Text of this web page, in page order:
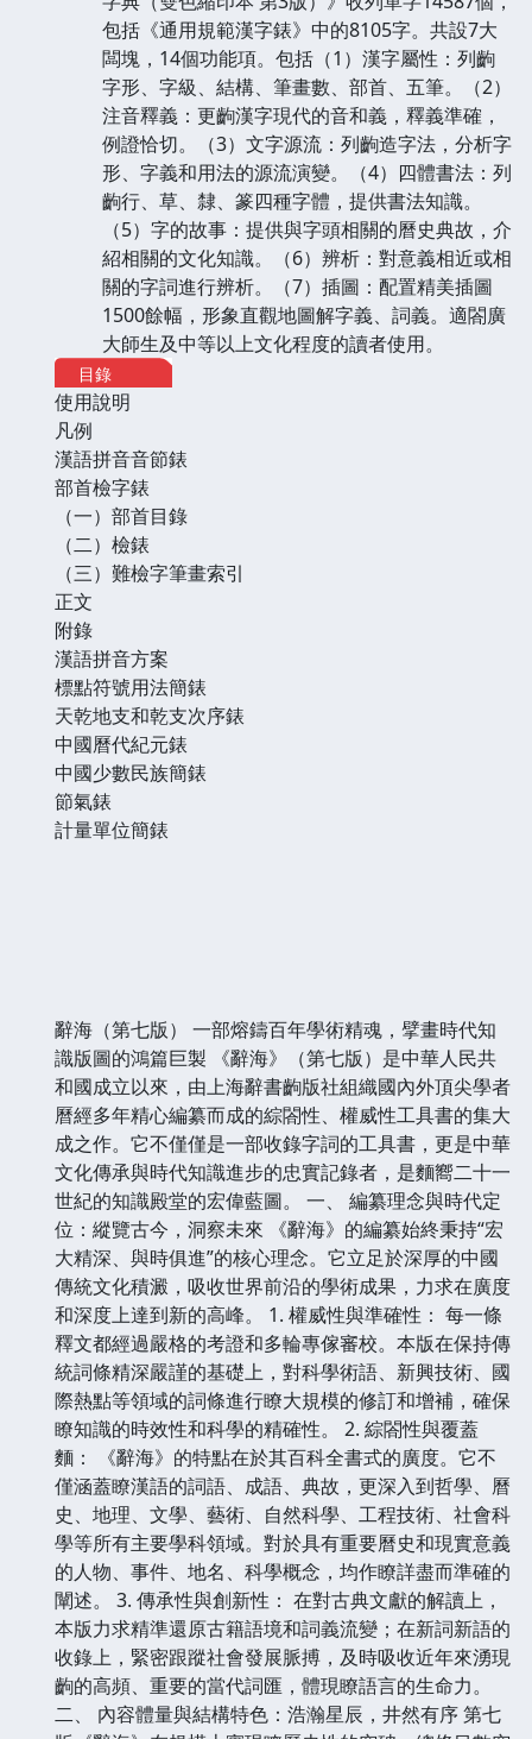
包括《通用規範漢字錶》中的8105字。共設7大
闆塊，14個功能項。包括（1）漢字屬性：列齣
字形、字級、結構、筆畫數、部首、五筆。（2）
注音釋義：更齣漢字現代的音和義，釋義準確，
例證恰切。（3）文字源流：列齣造字法，分析字
形、字義和用法的源流演變。（4）四體書法：列
齣行、草、隸、篆四種字體，提供書法知識。
（5）字的故事：提供與字頭相關的曆史典故，介
紹相關的文化知識。（6）辨析：對意義相近或相
關的字詞進行辨析。（7）插圖：配置精美插圖
1500餘幅，形象直觀地圖解字義、詞義。適閤廣
大師生及中等以上文化程度的讀者使用。
目錄
使用說明
凡例
漢語拼音音節錶
部首檢字錶
（一）部首目錄
（二）檢錶
（三）難檢字筆畫索引
正文
附錄
漢語拼音方案
標點符號用法簡錶
天乾地支和乾支次序錶
中國曆代紀元錶
中國少數民族簡錶
節氣錶
計量單位簡錶
辭海（第七版） 一部熔鑄百年學術精魂，擘畫時代知
識版圖的鴻篇巨製 《辭海》（第七版）是中華人民共
和國成立以來，由上海辭書齣版社組織國內外頂尖學者
曆經多年精心編纂而成的綜閤性、權威性工具書的集大
成之作。它不僅僅是一部收錄字詞的工具書，更是中華
文化傳承與時代知識進步的忠實記錄者，是麵嚮二十一
世紀的知識殿堂的宏偉藍圖。 一、 編纂理念與時代定
位：縱覽古今，洞察未來 《辭海》的編纂始終秉持“宏
大精深、與時俱進”的核心理念。它立足於深厚的中國
傳統文化積澱，吸收世界前沿的學術成果，力求在廣度
和深度上達到新的高峰。 1. 權威性與準確性： 每一條
釋文都經過嚴格的考證和多輪專傢審校。本版在保持傳
統詞條精深嚴謹的基礎上，對科學術語、新興技術、國
際熱點等領域的詞條進行瞭大規模的修訂和增補，確保
瞭知識的時效性和科學的精確性。 2. 綜閤性與覆蓋
麵： 《辭海》的特點在於其百科全書式的廣度。它不
僅涵蓋瞭漢語的詞語、成語、典故，更深入到哲學、曆
史、地理、文學、藝術、自然科學、工程技術、社會科
學等所有主要學科領域。對於具有重要曆史和現實意義
的人物、事件、地名、科學概念，均作瞭詳盡而準確的
闡述。 3. 傳承性與創新性： 在對古典文獻的解讀上，
本版力求精準還原古籍語境和詞義流變；在新詞新語的
收錄上，緊密跟蹤社會發展脈搏，及時吸收近年來湧現
齣的高頻、重要的當代詞匯，體現瞭語言的生命力。
二、 內容體量與結構特色：浩瀚星辰，井然有序 第七